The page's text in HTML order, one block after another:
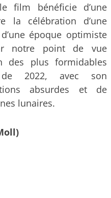
film bénéficie d’une
la célébration d’une
époque optimiste
notre point de vue
des plus formidables
2022, avec son
absurdes et de
lunaires.